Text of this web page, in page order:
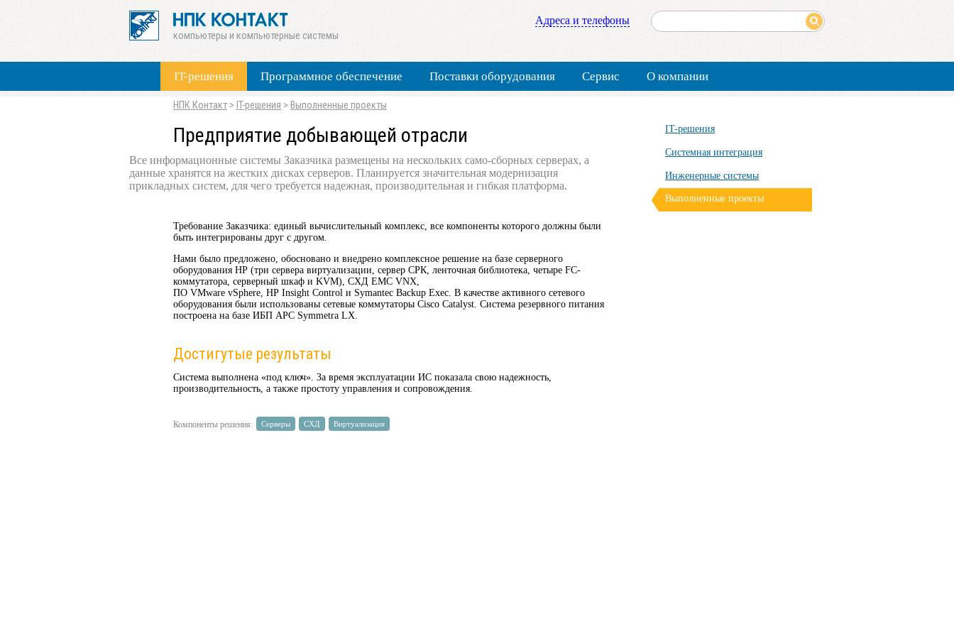
IT-решения Программное обеспечение Поставки оборудования Сервис О компании
компьютеры и компьютерные системы
Адреса и телефоны
НПК Контакт > IT-решения > Выполненные проекты
Предприятие добывающей отрасли
Все информационные системы Заказчика размещены на нескольких само-сборных серверах, а
данные хранятся на жестких дисках серверов. Планируется значительная модернизация
прикладных систем, для чего требуется надежная, производительная и гибкая платформа.
Требование Заказчика: единый вычислительный комплекс, все компоненты которого должны были
быть интегрированы друг с другом.
Нами было предложено, обосновано и внедрено комплексное решение на базе серверного
оборудования HP (три сервера виртуализации, сервер СРК, ленточная библиотека, четыре FC-
коммутатора, серверный шкаф и KVM), СХД EMC VNX,
ПО VMware vSphere, HP Insight Control и Symantec Backup Exec. В качестве активного сетевого
оборудования были использованы сетевые коммутаторы Cisco Catalyst. Система резервного питания
построена на базе ИБП APC Symmetra LX.
Достигутые результаты
Система выполнена «под ключ». За время эксплуатации ИС показала свою надежность,
производительность, а также простоту управления и сопровождения.
Компоненты решения: Серверы СХД Виртуализация
IT-решения
Системная интеграция
Инженерные системы
Выполненные проекты